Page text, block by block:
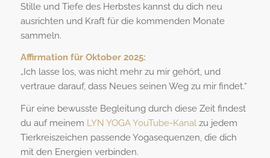
Stille und Tiefe des Herbstes kannst du dich neu
ausrichten und Kraft für die kommenden Monate
sammeln.
Affirmation für Oktober 2025:
„Ich lasse los, was nicht mehr zu mir gehört, und
vertraue darauf, dass Neues seinen Weg zu mir findet.“
Für eine bewusste Begleitung durch diese Zeit findest
du auf meinem LYN YOGA YouTube-Kanalzu jedem
Tierkreiszeichen passende Yogasequenzen, die dich
mit den Energien verbinden.